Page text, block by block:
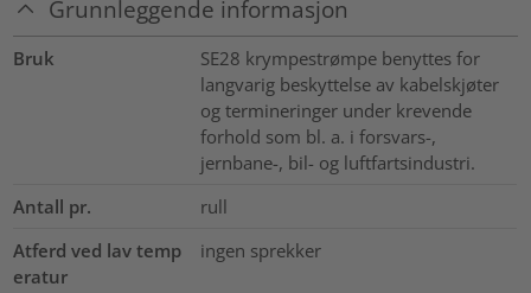
Grunnleggende informasjon
Bruk
SE28 krympestrømpe benyttes for
langvarig beskyttelse av kabelskjøter
og termineringer under krevende
forhold som bl. a. i forsvars-,
jernbane-, bil- og luftfartsindustri.
Antall pr.
rull
Atferd ved lav temp
eratur
ingen sprekker